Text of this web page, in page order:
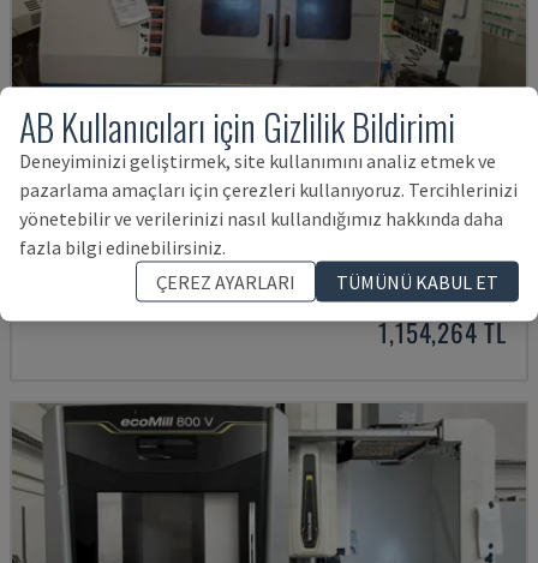
MYNX 550
DAEWOO - DIKEY İŞLEME MERKEZI
2003
1,154,264 TL
AB Kullanıcıları için Gizlilik Bildirimi
Deneyiminizi geliştirmek, site kullanımını analiz etmek ve
pazarlama amaçları için çerezleri kullanıyoruz. Tercihlerinizi
yönetebilir ve verilerinizi nasıl kullandığımız hakkında daha
fazla bilgi edinebilirsiniz.
ÇEREZ AYARLARI
TÜMÜNÜ KABUL ET